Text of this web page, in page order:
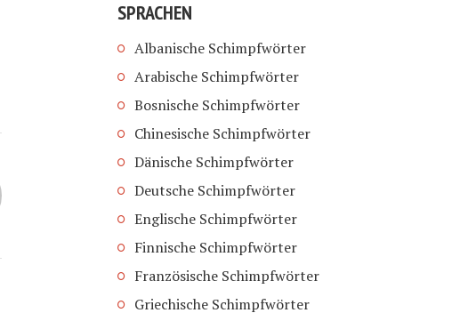
SPRACHEN
Albanische Schimpfwörter
Arabische Schimpfwörter
Bosnische Schimpfwörter
Chinesische Schimpfwörter
Dänische Schimpfwörter
Deutsche Schimpfwörter
Englische Schimpfwörter
Finnische Schimpfwörter
Französische Schimpfwörter
Griechische Schimpfwörter